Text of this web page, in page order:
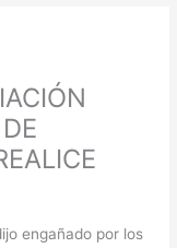
engañado por los